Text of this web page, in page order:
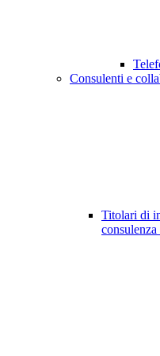
Consulenti e
Titolari di
consulenza